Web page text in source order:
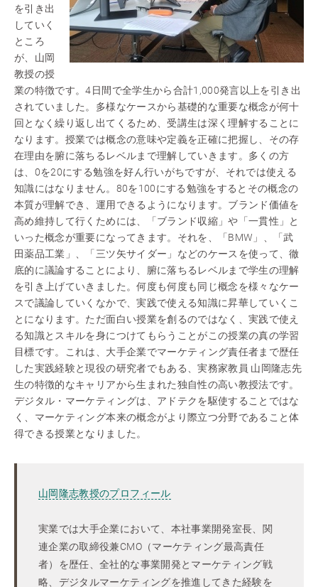
を引き出
していく
ところ
が、山岡
教授の授
業の特徴です。4日間で全学生から合計1,000発言以上を引き出
されていました。多様なケースから基礎的な重要な概念が何十
回となく繰り返し出てくるため、受講生は深く理解することに
なります。授業では概念の意味や定義を正確に把握し、その存
在理由を腑に落ちるレベルまで理解していきます。多くの方
は、0を20にする勉強を好ん行いがちですが、それでは使える
知識にはなりません。80を100にする勉強をするとその概念の
本質が理解でき、運用できるようになります。ブランド価値を
高め維持して行くためには、「ブランド収縮」や「一貫性」と
いった概念が重要になってきます。それを、「BMW」、「武
田薬品工業」、「三ツ矢サイダー」などのケースを使って、徹
底的に議論することにより、腑に落ちるレベルまで学生の理解
を引き上げていきました。何度も何度も同じ概念を様々なケー
スで議論していくなかで、実践で使える知識に昇華していくこ
とになります。ただ面白い授業を創るのではなく、実践で使え
る知識とスキルを身につけてもらうことがこの授業の真の学習
目標です。これは、大手企業でマーケティング責任者まで歴任
した実践経験と現役の研究者でもある、実務家教員 山岡隆志先
生の特徴的なキャリアから生まれた独自性の高い教授法です。
デジタル・マーケティングは、アドテクを駆使することではな
く、マーケティング本来の概念がより際立つ分野であること体
得できる授業となりました。
山岡隆志教授のプロフィール
実業では大手企業において、本社事業開発室長、関
連企業の取締役兼CMO（マーケティング最高責任
者）を歴任、全社的な事業開発とマーケティング戦
略、デジタルマーケティングを推進してきた経験を